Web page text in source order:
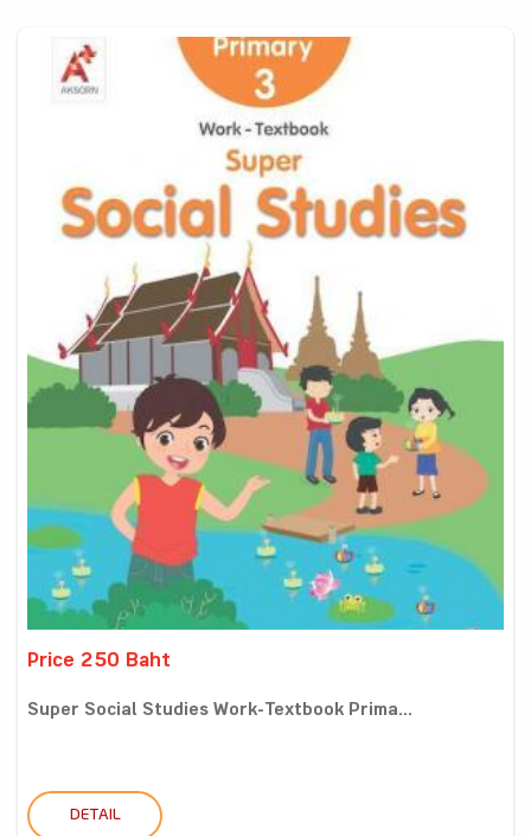
Price 250 Baht
Super Social Studies Work-Textbook Prima...
DETAIL